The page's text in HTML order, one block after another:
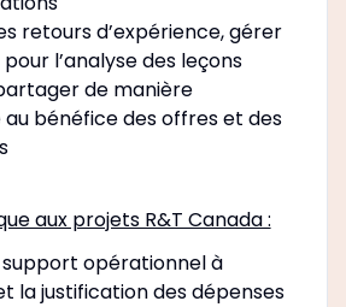
retours d’expérience, gérer
l’analyse des leçons
de manière
bénéfice des offres et des
aux projets R&T Canada :
opérationnel à
la justification des dépenses